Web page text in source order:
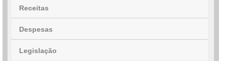
Receitas
Despesas
Legislação